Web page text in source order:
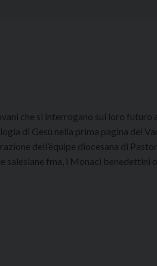
che si interrogano sul loro futuro
di Gesù nella prima pagina del
dell’équipe diocesana di
salesiane fma, i Monaci benedettini